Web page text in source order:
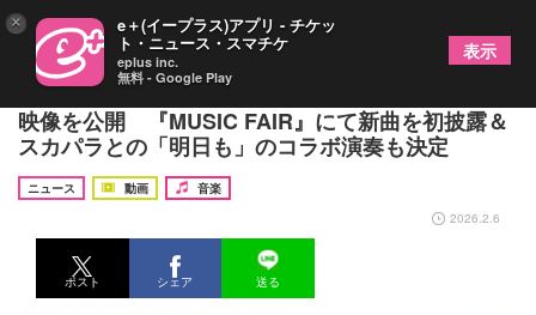
SHISHAMO、メンバーセレクトアルバムのTeaser
映像を公開 『MUSIC FAIR』にて新曲を初披露＆
スカパラとの「明日も」のコラボ演奏も決定
ニュース 動画
音楽
2026.2.6
ポスト シェア 送る
× e＋(イープラス)アプリ - チケッ
ト・ニュース・スマチケ
eplus inc.
無料 - Google Play
表示